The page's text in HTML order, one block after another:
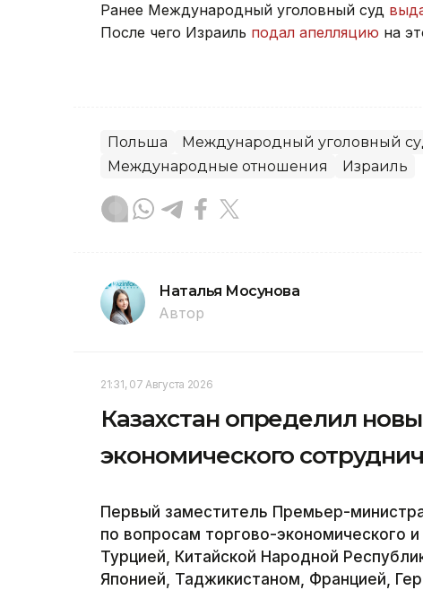
Ранее Международный уголовный суд
После чего Израиль подал апелляцию на
Польша Международный уголовный
Международные отношения
Израиль
Наталья Мосунова
Автор
21:31, 07 Августа 2026
Казахстан определил
экономического
Первый заместитель Премьер-
по вопросам торгово-экономического
Турцией, Китайской Народной
Японией, Таджикистаном, Францией,